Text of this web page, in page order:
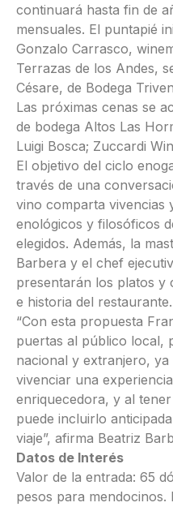
continuará hasta fin de
mensuales. El puntapié
Gonzalo Carrasco,
Terrazas de los Andes,
Césare, de Bodega
Las próximas cenas se
de bodega Altos Las
Luigi Bosca; Zuccardi
El objetivo del ciclo
través de una
vino comparta vivencias
enológicos y filosóficos
elegidos. Además, la
Barbera y el chef
presentarán los platos y
e historia del restaurante.
“Con esta propuesta
puertas al público local,
nacional y extranjero, ya
vivenciar una
enriquecedora, y al
puede incluirlo
viaje”, afirma Beatriz
Datos de Interés
Valor de la entrada: 65
pesos para mendocinos.